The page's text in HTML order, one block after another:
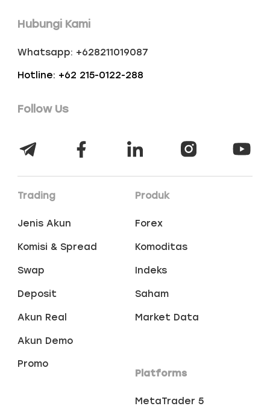
Hubungi Kami
Whatsapp: +628211019087
Hotline: +62 215-0122-288
Follow Us
Trading
Jenis Akun
Komisi & Spread
Swap
Deposit
Akun Real
Akun Demo
Promo
Produk
Forex
Komoditas
Indeks
Saham
Market Data
Platforms
MetaTrader 5